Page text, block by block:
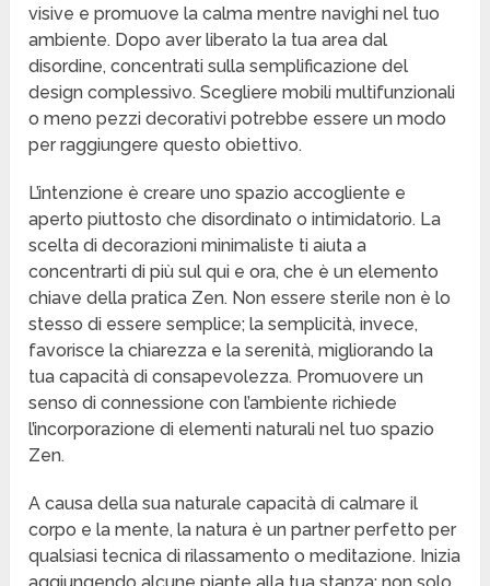
visive e promuove la calma mentre navighi nel tuo
ambiente. Dopo aver liberato la tua area dal
disordine, concentrati sulla semplificazione del
design complessivo. Scegliere mobili multifunzionali
o meno pezzi decorativi potrebbe essere un modo
per raggiungere questo obiettivo.
L’intenzione è creare uno spazio accogliente e
aperto piuttosto che disordinato o intimidatorio. La
scelta di decorazioni minimaliste ti aiuta a
concentrarti di più sul qui e ora, che è un elemento
chiave della pratica Zen. Non essere sterile non è lo
stesso di essere semplice; la semplicità, invece,
favorisce la chiarezza e la serenità, migliorando la
tua capacità di consapevolezza. Promuovere un
senso di connessione con l’ambiente richiede
l’incorporazione di elementi naturali nel tuo spazio
Zen.
A causa della sua naturale capacità di calmare il
corpo e la mente, la natura è un partner perfetto per
qualsiasi tecnica di rilassamento o meditazione. Inizia